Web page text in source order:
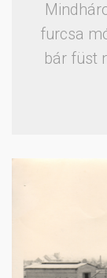
furcsa
bár füst